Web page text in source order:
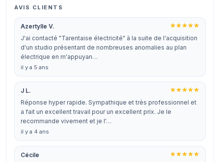
AVIS CLIENTS
Azertylle V.
J'ai contacté "Tarentaise électricité" à la suite de l'acquisition
d'un studio présentant de nombreuses anomalies au plan
électrique en m'appuyan…
il y a 5 ans
J L.
Réponse hyper rapide. Sympathique et très professionnel et
a fait un excellent travail pour un excellent prix. Je le
recommande vivement et je l'…
il y a 4 ans
Cécile